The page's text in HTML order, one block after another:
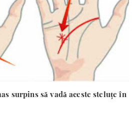
surpins să vadă aceste steluțe în